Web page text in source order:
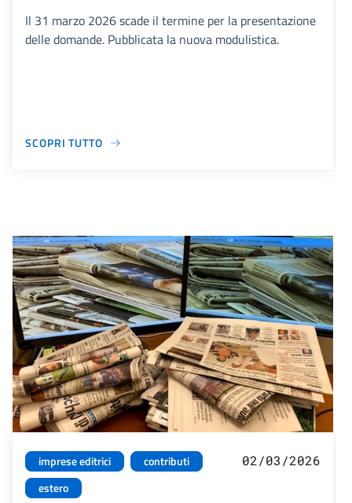
Il 31 marzo 2026 scade il termine per la presentazione
delle domande. Pubblicata la nuova modulistica.
SCOPRI TUTTO
imprese editrici
contributi
estero
02/03/2026